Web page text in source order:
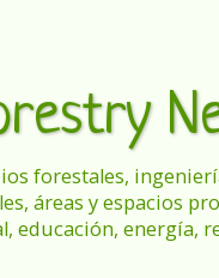
forestales,
áreas y espacios
educación, energía,